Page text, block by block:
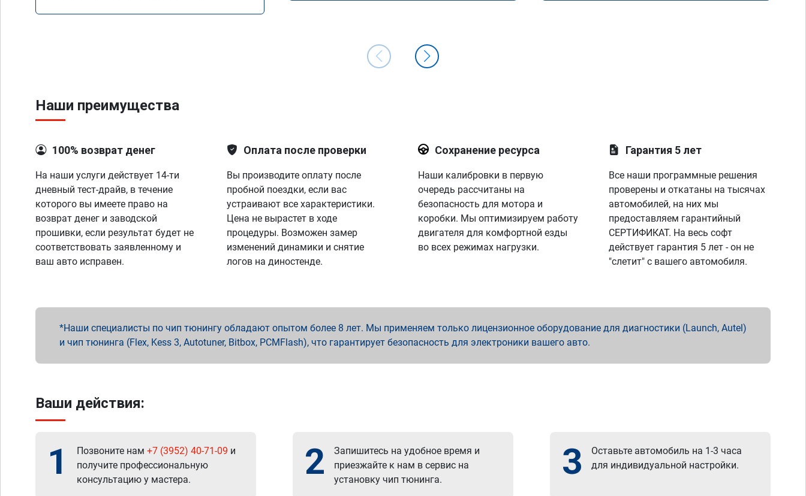
Наши преимущества
100% возврат денег
На наши услуги действует 14-ти
дневный тест-драйв, в течение
которого вы имеете право на
возврат денег и заводской
прошивки, если результат будет не
соответствовать заявленному и
ваш авто исправен.
Оплата после проверки
Вы производите оплату после
пробной поездки, если вас
устраивают все характеристики.
Цена не вырастет в ходе
процедуры. Возможен замер
изменений динамики и снятие
логов на диностенде.
Сохранение ресурса
Наши калибровки в первую
очередь рассчитаны на
безопасность для мотора и
коробки. Мы оптимизируем работу
двигателя для комфортной езды
во всех режимах нагрузки.
Гарантия 5 лет
Все наши программные решения
проверены и откатаны на тысячах
автомобилей, на них мы
предоставляем гарантийный
СЕРТИФИКАТ. На весь софт
действует гарантия 5 лет - он не
"слетит" с вашего автомобиля.
Наши специалисты по чип тюнингу обладают опытом более 8 лет. Мы применяем только лицензионное оборудование для диагностики (Launch, Autel)
и чип тюнинга (Flex, Kess 3, Autotuner, Bitbox, PCMFlash), что гарантирует безопасность для электроники вашего авто.
Ваши действия:
1 Позвоните нам +7 (3952) 40-71-09 и
получите профессиональную
консультацию у мастера.
2
Запишитесь на удобное время и
приезжайте к нам в сервис на
установку чип тюнинга.
3
Оставьте автомобиль на 1-3 часа
для индивидуальной настройки.